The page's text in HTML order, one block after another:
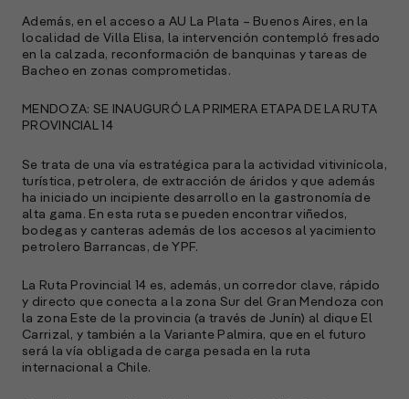
Además, en el acceso a AU La Plata – Buenos Aires, en la
localidad de Villa Elisa, la intervención contempló fresado
en la calzada, reconformación de banquinas y tareas de
Bacheo en zonas comprometidas.
MENDOZA: SE INAUGURÓ LA PRIMERA ETAPA DE LA RUTA
PROVINCIAL 14
Se trata de una vía estratégica para la actividad vitivinícola,
turística, petrolera, de extracción de áridos y que además
ha iniciado un incipiente desarrollo en la gastronomía de
alta gama. En esta ruta se pueden encontrar viñedos,
bodegas y canteras además de los accesos al yacimiento
petrolero Barrancas, de YPF.
La Ruta Provincial 14 es, además, un corredor clave, rápido
y directo que conecta a la zona Sur del Gran Mendoza con
la zona Este de la provincia (a través de Junín) al dique El
Carrizal, y también a la Variante Palmira, que en el futuro
será la vía obligada de carga pesada en la ruta
internacional a Chile.